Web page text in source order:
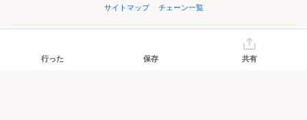
サイトマップ
チェーン一覧
日本語
行った 保存 共有